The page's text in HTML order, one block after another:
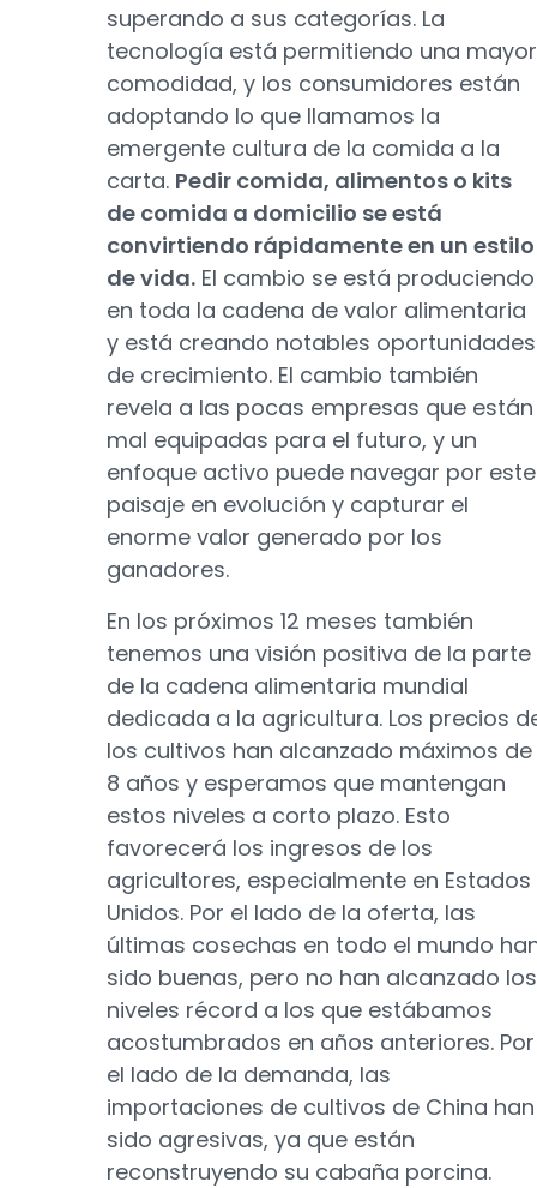
superando a sus categorías. La
tecnología está permitiendo una mayor
comodidad, y los consumidores están
adoptando lo que llamamos la
emergente cultura de la comida a la
carta. Pedir comida, alimentos o kits
de comida a domicilio se está
convirtiendo rápidamente en un estilo
de vida. El cambio se está produciendo
en toda la cadena de valor alimentaria
y está creando notables oportunidades
de crecimiento. El cambio también
revela a las pocas empresas que están
mal equipadas para el futuro, y un
enfoque activo puede navegar por este
paisaje en evolución y capturar el
enorme valor generado por los
ganadores.
En los próximos 12 meses también
tenemos una visión positiva de la parte
de la cadena alimentaria mundial
dedicada a la agricultura. Los precios
los cultivos han alcanzado máximos de
8 años y esperamos que mantengan
estos niveles a corto plazo. Esto
favorecerá los ingresos de los
agricultores, especialmente en Estados
Unidos. Por el lado de la oferta, las
últimas cosechas en todo el mundo
sido buenas, pero no han alcanzado los
niveles récord a los que estábamos
acostumbrados en años anteriores. Por
el lado de la demanda, las
importaciones de cultivos de China han
sido agresivas, ya que están
reconstruyendo su cabaña porcina.